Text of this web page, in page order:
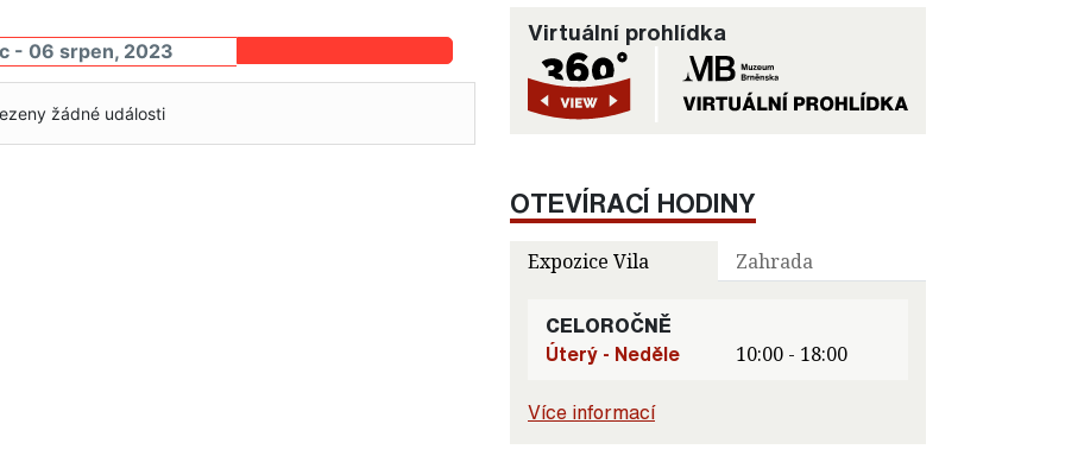
- 06 srpen, 2023
žádné události
Virtuální prohlídka
OTEVÍRACÍ HODINY
Expozice Vila Zahrada
CELOROČNĚ
Úterý - Neděle
10:00 - 18:00
Více informací